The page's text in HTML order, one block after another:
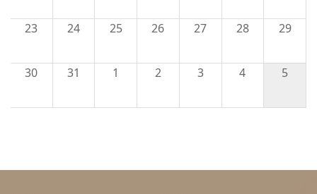
23 24 25 26 27 28 29
30 31 1 2 3 4 5